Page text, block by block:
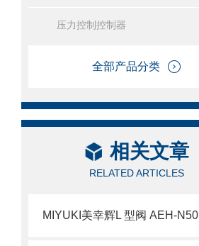
压力控制控制器
全部产品分类
相关文章
RELATED ARTICLES
MIYUKI美幸辉L 型阀 AEH-N50